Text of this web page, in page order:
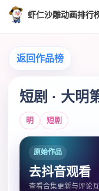
虾仁沙雕动画排行
返回作品榜
短剧 · 大明
明 短剧
原始作品
去抖音观看
查看合集更新与评论